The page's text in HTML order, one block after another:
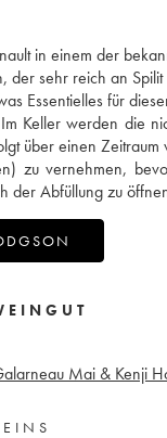
in einem der
sehr reich an Spilit
Essentielles für
Keller werden die
über einen
zu vernehmen,
Abfüllung zu
Mai & Kenji